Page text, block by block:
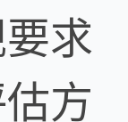
求
方